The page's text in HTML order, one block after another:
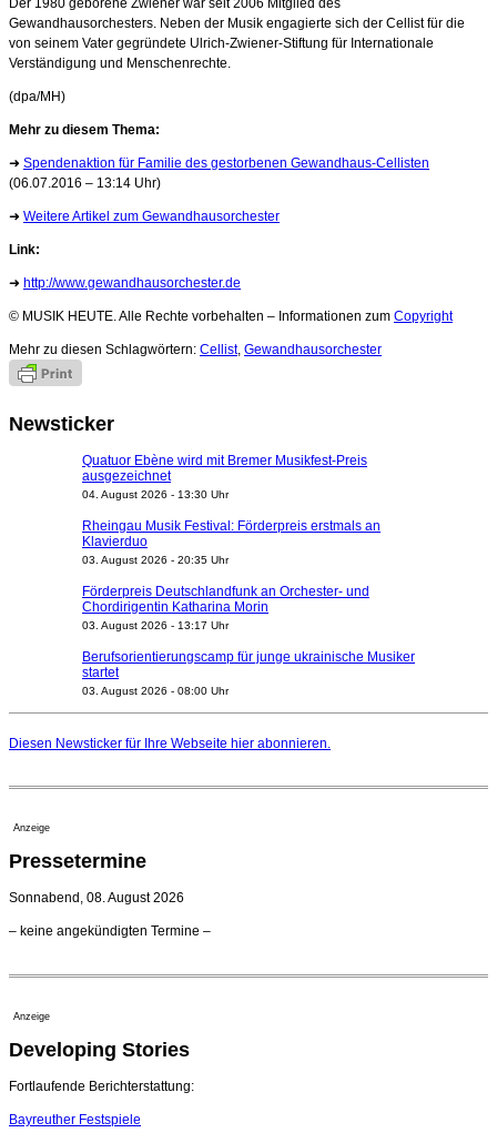
Der 1980 geborene Zwiener war seit 2006 Mitglied des
Gewandhausorchesters. Neben der Musik engagierte sich der Cellist für die
von seinem Vater gegründete Ulrich-Zwiener-Stiftung für Internationale
Verständigung und Menschenrechte.
(dpa/MH)
Mehr zu diesem Thema:
➜ Spendenaktion für Familie des gestorbenen Gewandhaus-Cellisten
(06.07.2016 – 13:14 Uhr)
➜ Weitere Artikel zum Gewandhausorchester
Link:
➜ http://www.gewandhausorchester.de
© MUSIK HEUTE. Alle Rechte vorbehalten – Informationen zum Copyright
Mehr zu diesen Schlagwörtern: Cellist, Gewandhausorchester
Newsticker
Quatuor Ebène wird mit Bremer Musikfest-Preis
ausgezeichnet
04. August 2026 - 13:30 Uhr
Rheingau Musik Festival: Förderpreis erstmals an
Klavierduo
03. August 2026 - 20:35 Uhr
Förderpreis Deutschlandfunk an Orchester- und
Chordirigentin Katharina Morin
03. August 2026 - 13:17 Uhr
Berufsorientierungscamp für junge ukrainische Musiker
startet
03. August 2026 - 08:00 Uhr
Nationaltheater Mannheim
Regensburger Generalmusikdirektor Stefan Veselka
Kammerorchester Heilbronn: Chefdirigent Risto Joost
verlängert bis 2030
Ensemblemitglieder
Dirigent Nicolás Pasquet mit Würth-Preis der
Jeunesses Musicales ausgezeichnet
07. August 2026 - 13:20 Uhr
Diesen Newsticker für Ihre Webseite hier abonnieren.
Anzeige
Pressetermine
Sonnabend, 08. August 2026
– keine angekündigten Termine –
Anzeige
Developing Stories
Fortlaufende Berichterstattung:
Bayreuther Festspiele